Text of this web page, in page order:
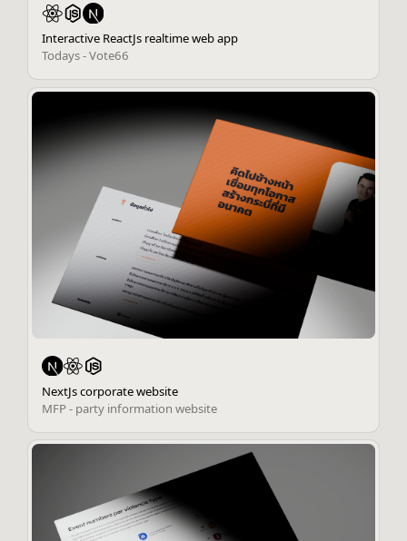
Interactive ReactJs realtime web app
Todays - Vote66
NextJs corporate website
MFP - party information website